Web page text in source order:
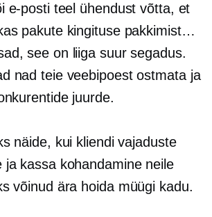
e-posti teel ühendust võtta, et
pakute kingituse pakkimist…
see on liiga suur segadus.
nad teie veebipoest ostmata ja
juurde.
näide, kui kliendi vajaduste
ja kassa kohandamine neile
võinud ära hoida müügi kadu.